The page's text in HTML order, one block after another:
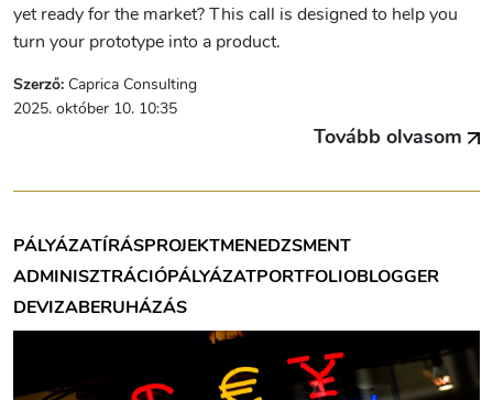
yet ready for the market? This call is designed to help you
turn your prototype into a product.
Szerző: Caprica Consulting
2025. október 10. 10:35
Tovább olvasom
PÁLYÁZATÍRÁSPROJEKTMENEDZSMENT
ADMINISZTRÁCIÓPÁLYÁZATPORTFOLIOBLOGGER
DEVIZABERUHÁZÁS